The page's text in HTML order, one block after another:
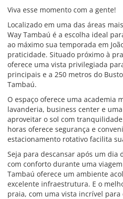
Viva esse momento com a gente!
Localizado em uma das áreas
Way Tambaú é a escolha ideal
ao máximo sua temporada em
praticidade. Situado próximo à
oferece uma vista privilegiada
principais e a 250 metros do
Tambaú.
O espaço oferece uma academia
lavanderia, business center e
aproveitar o sol com
horas oferece segurança e
estacionamento rotativo facilita
Seja para descansar após um
com conforto durante uma
Tambaú oferece um ambiente
excelente infraestrutura. E o
praia, com uma vista incrível